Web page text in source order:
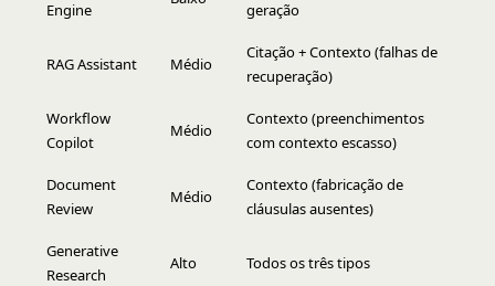
Engine geração
RAG Assistant Médio
Citação + Contexto (falhas de
recuperação)
Workflow
Copilot
Médio
Contexto (preenchimentos
com contexto escasso)
Document
Review
Médio
Contexto (fabricação de
cláusulas ausentes)
Generative
Research
Alto Todos os três tipos